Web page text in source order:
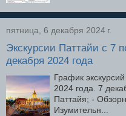
пятница, 6 декабря 2024 г.
Экскурсии Паттайи с 7
декабря 2024 года
График
2024 года. 7
Паттайя; -
Изумительн...